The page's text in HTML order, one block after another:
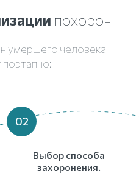
похорон
умершего человека
02
Выбор способа
захоронения.